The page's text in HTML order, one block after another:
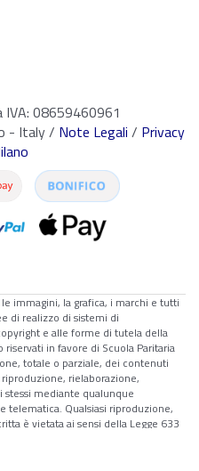
08659460961
- Italy / Note Legali / Privacy
immagini, la grafica, i marchi e tutti
di realizzo di sistemi di
e alle forme di tutela della
in favore di Scuola Paritaria
totale o parziale, dei contenuti
rielaborazione,
mediante qualunque
telematica. Qualsiasi riproduzione,
è vietata ai sensi della Legge 633